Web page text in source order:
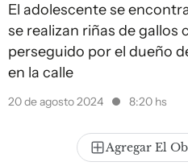
El adolescente se
se realizan riñas de gallos
perseguido por el dueño
en la calle
20 de agosto 2024 8:20 hs
Agregar El